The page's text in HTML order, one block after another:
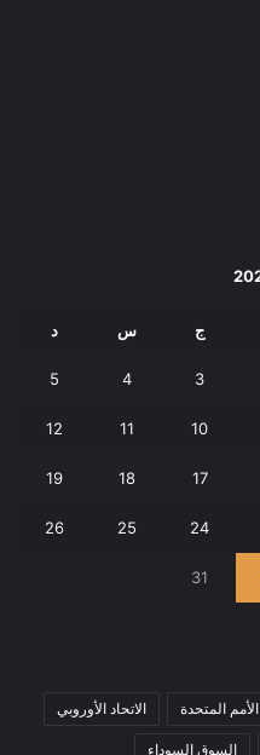
ج س د
3
4
5
10
11
12
17
18
19
24
25
26
31
الأمم المتحدة الاتحاد الأوروبي
السوق السوداء